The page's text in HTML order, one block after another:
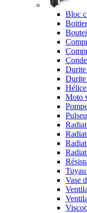
Bloc
Durite
Durite
Moto
Vase